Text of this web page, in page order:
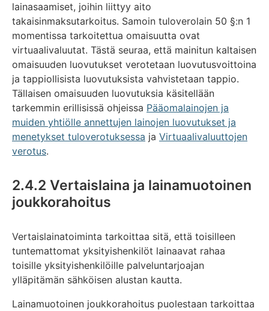
lainasaamiset, joihin liittyy aito
takaisinmaksutarkoitus. Samoin tuloverolain 50 §:n 1
momentissa tarkoitettua omaisuutta ovat
virtuaalivaluutat. Tästä seuraa, että mainitun kaltaisen
omaisuuden luovutukset verotetaan luovutusvoittoina
ja tappiollisista luovutuksista vahvistetaan tappio.
Tällaisen omaisuuden luovutuksia käsitellään
tarkemmin erillisissä ohjeissa Pääomalainojen ja
muiden yhtiölle annettujen lainojen luovutukset ja
menetykset tuloverotuksessa ja Virtuaalivaluuttojen
verotus.
2.4.2 Vertaislaina ja lainamuotoinen
joukkorahoitus
Vertaislainatoiminta tarkoittaa sitä, että toisilleen
tuntemattomat yksityishenkilöt lainaavat rahaa
toisille yksityishenkilöille palveluntarjoajan
ylläpitämän sähköisen alustan kautta.
Lainamuotoinen joukkorahoitus puolestaan tarkoittaa